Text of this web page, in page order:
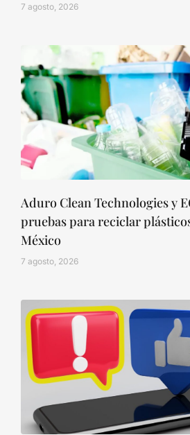
7 agosto, 2026
Aduro Clean Technologies y
pruebas para reciclar
México
7 agosto, 2026